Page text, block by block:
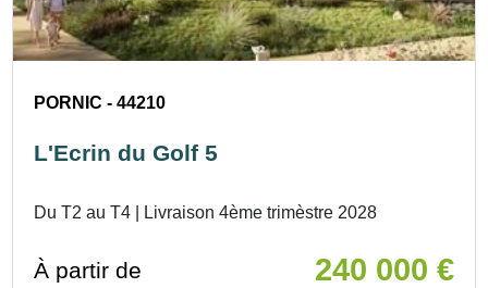
PORNIC - 44210
L'Ecrin du Golf 5
Du T2 au T4 | Livraison 4ème trimèstre 2028
À partir de 240 000 €